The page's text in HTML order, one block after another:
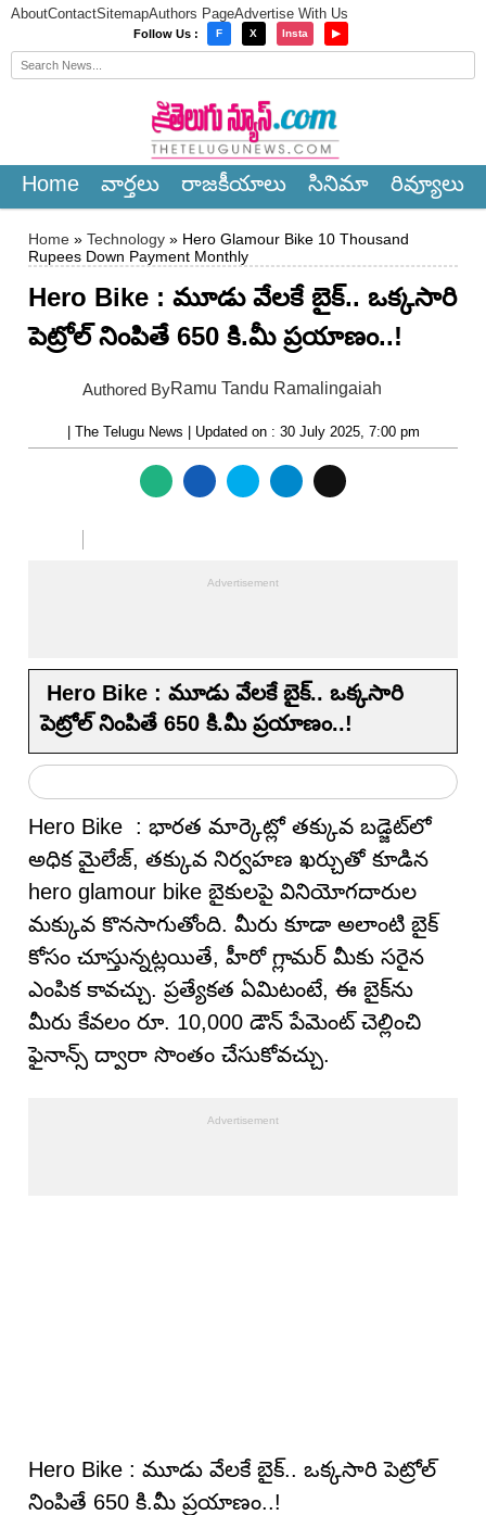
AboutContactSitemapAuthors PageAdvertise With Us
Follow Us : F X Insta ▶
Home వార్త‌లు రాజ‌కీయాలు సినిమా రివ్యూలు
Home » Technology » Hero Glamour Bike 10 Thousand
Rupees Down Payment Monthly
Hero Bike : మూడు వేల‌కే బైక్.. ఒక్కసారి
పెట్రోల్‌ నింపితే 650 కి.మీ ప్ర‌యాణం..!
Authored ByRamu Tandu Ramalingaiah
| The Telugu News | Updated on : 30 July 2025, 7:00 pm
Hero Bike : మూడు వేల‌కే బైక్.. ఒక్కసారి
పెట్రోల్‌ నింపితే 650 కి.మీ ప్ర‌యాణం..!
Hero Bike : భారత మార్కెట్లో తక్కువ బడ్జెట్‌లో
అధిక మైలేజ్‌, తక్కువ నిర్వహణ ఖర్చుతో కూడిన
hero glamour bike బైకులపై వినియోగదారుల
మక్కువ కొనసాగుతోంది. మీరు కూడా అలాంటి బైక్
కోసం చూస్తున్నట్లయితే, హీరో గ్లామర్ మీకు సరైన
ఎంపిక కావచ్చు. ప్రత్యేకత ఏమిటంటే, ఈ బైక్‌ను
మీరు కేవలం రూ. 10,000 డౌన్ పేమెంట్ చెల్లించి
ఫైనాన్స్ ద్వారా సొంతం చేసుకోవచ్చు.
Hero Bike : మూడు వేల‌కే బైక్.. ఒక్కసారి పెట్రోల్‌
నింపితే 650 కి.మీ ప్ర‌యాణం..!